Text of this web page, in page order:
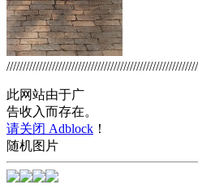
此网站由于广
告收入而存在。
请关闭 Adblock ！
随机图片